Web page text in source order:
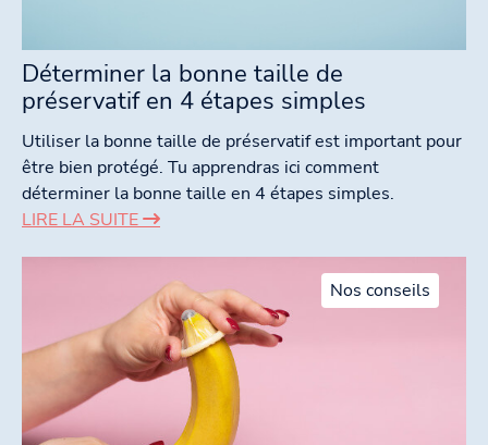
Déterminer la bonne taille de
préservatif en 4 étapes simples
Utiliser la bonne taille de préservatif est important pour
être bien protégé. Tu apprendras ici comment
déterminer la bonne taille en 4 étapes simples.
LIRE LA SUITE
Nos conseils